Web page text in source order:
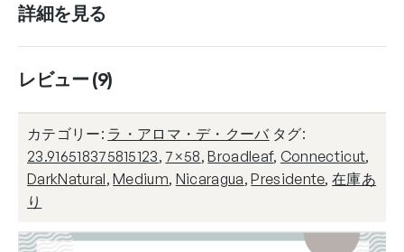
詳細を見る
レビュー (9)
カテゴリー: ラ・アロマ・デ・クーバ タグ:
23.916518375815123, 7×58,Broadleaf, Connecticut,
DarkNatural,Medium, Nicaragua,Presidente,在庫あ
り